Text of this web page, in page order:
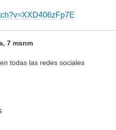
7 msnm
todas las redes sociales